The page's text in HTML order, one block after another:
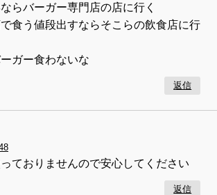
らバーガー専門店の店に行く
食う値段出すならそこらの飲食店に行
ガー食わないな
返信
ておりませんので安心してください
返信